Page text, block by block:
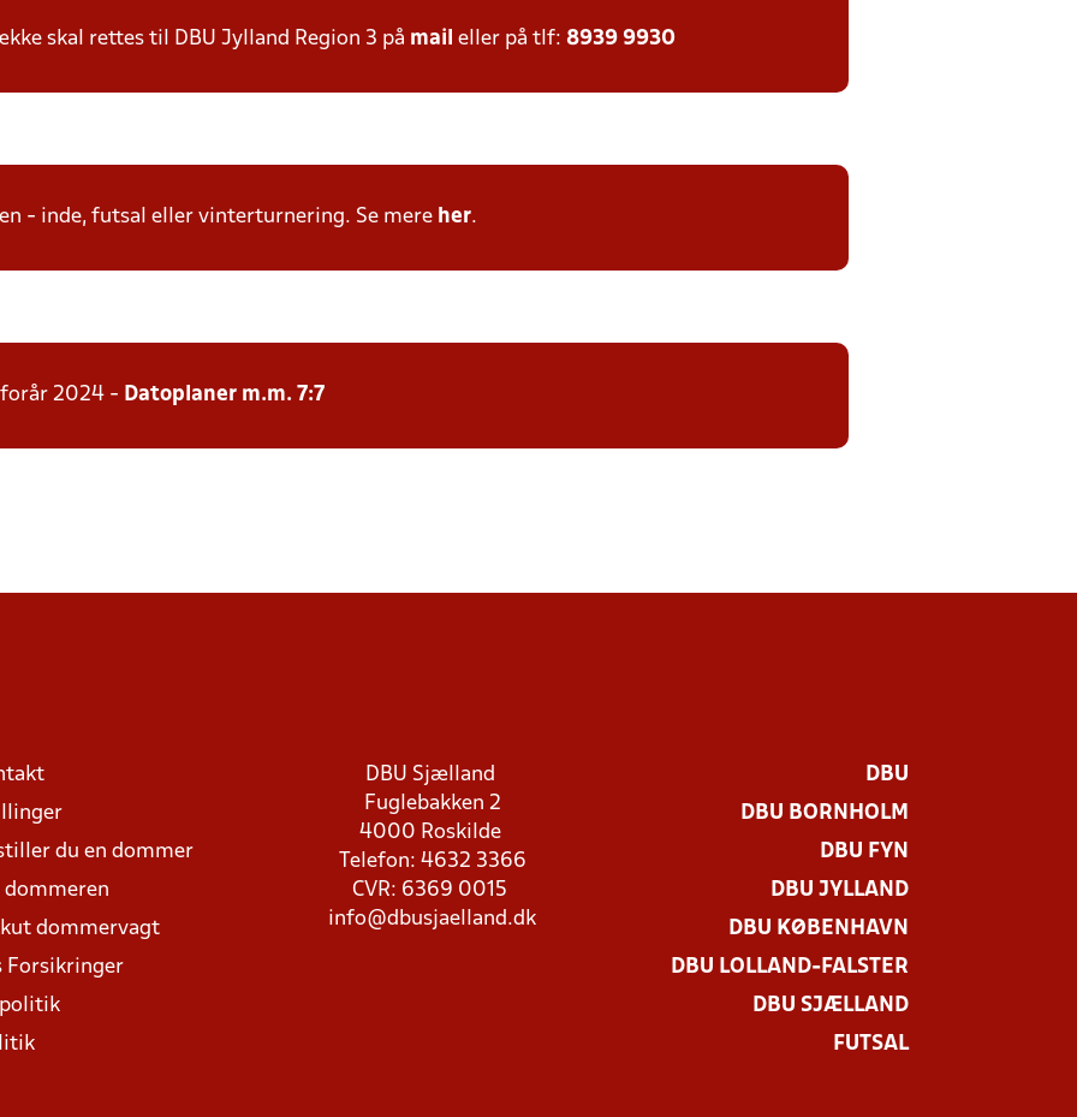
skal rettes til DBU Jylland Region 3 på mail eller på tlf: 8939 9930
- inde, futsal eller vinterturnering. Se mere her.
2024 - Datoplaner m.m. 7:7
du en dommer
dommeren
dommervagt
Forsikringer
DBU Sjælland
Fuglebakken 2
4000 Roskilde
Telefon: 4632 3366
CVR: 6369 0015
info@dbusjaelland.dk
DBU
DBU BORNHOLM
DBU FYN
DBU JYLLAND
DBU KØBENHAVN
DBU LOLLAND-FALSTER
DBU SJÆLLAND
FUTSAL